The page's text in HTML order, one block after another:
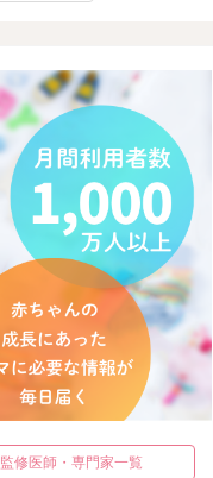
監修医師・専門家一覧